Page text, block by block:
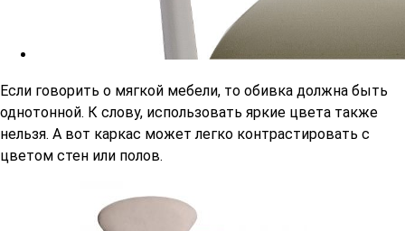
Если говорить о мягкой мебели, то обивка должна быть
однотонной. К слову, использовать яркие цвета также
нельзя. А вот каркас может легко контрастировать с
цветом стен или полов.